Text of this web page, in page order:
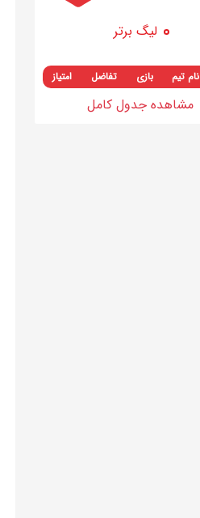
لیگ برتر
نام تیم بازی تفاضل امتیاز
مشاهده جدول کامل